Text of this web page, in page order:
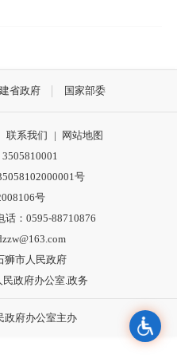
省政府 国家部委
联系我们 | 网站地图
号
号
：0595-88710876
狮市人民政府
政府办公室.政务
政府办公室主办